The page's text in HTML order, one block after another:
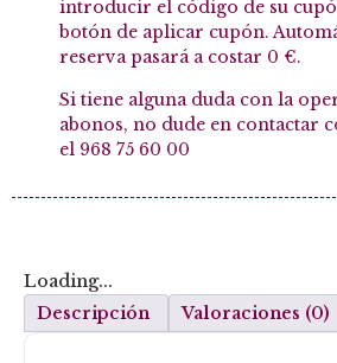
introducir el código de su
botón de aplicar cupón.
reserva pasará a costar 0 €.
Si tiene alguna duda con la
abonos, no dude en contactar
el 968 75 60 00
Loading...
Descripción
Valoraciones (0)